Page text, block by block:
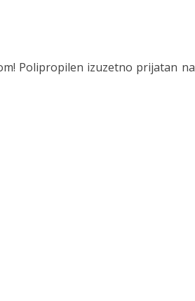
Polipropilen izuzetno prijatan na